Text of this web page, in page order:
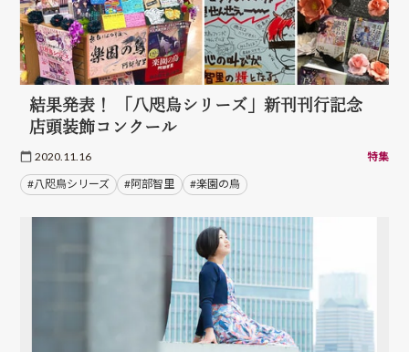
結果発表！ 「八咫烏シリーズ」新刊刊行記念
店頭装飾コンクール
2020.11.16 特集
#八咫烏シリーズ #阿部智里 #楽園の烏